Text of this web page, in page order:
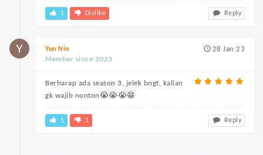
1 Dislike Reply
28 Jan 23
Yun Nin
Member since 2023
Berharap ada season 3, jelek bngt, kalian
gk wajib nonton😭😭😭😁
1 1 Reply